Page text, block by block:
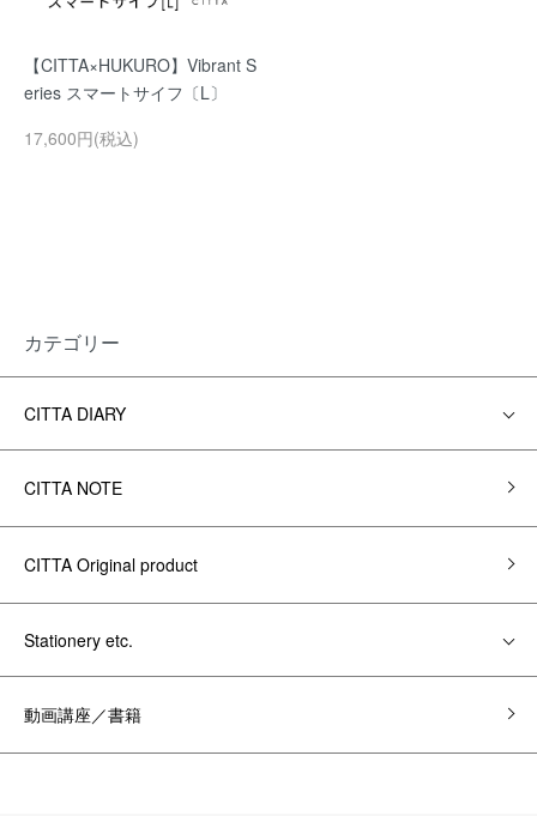
【CITTA×HUKURO】Vibrant S
eries スマートサイフ〔L〕
17,600円(税込)
カテゴリー
CITTA DIARY
CITTA NOTE
CITTA Original product
Stationery etc.
動画講座／書籍